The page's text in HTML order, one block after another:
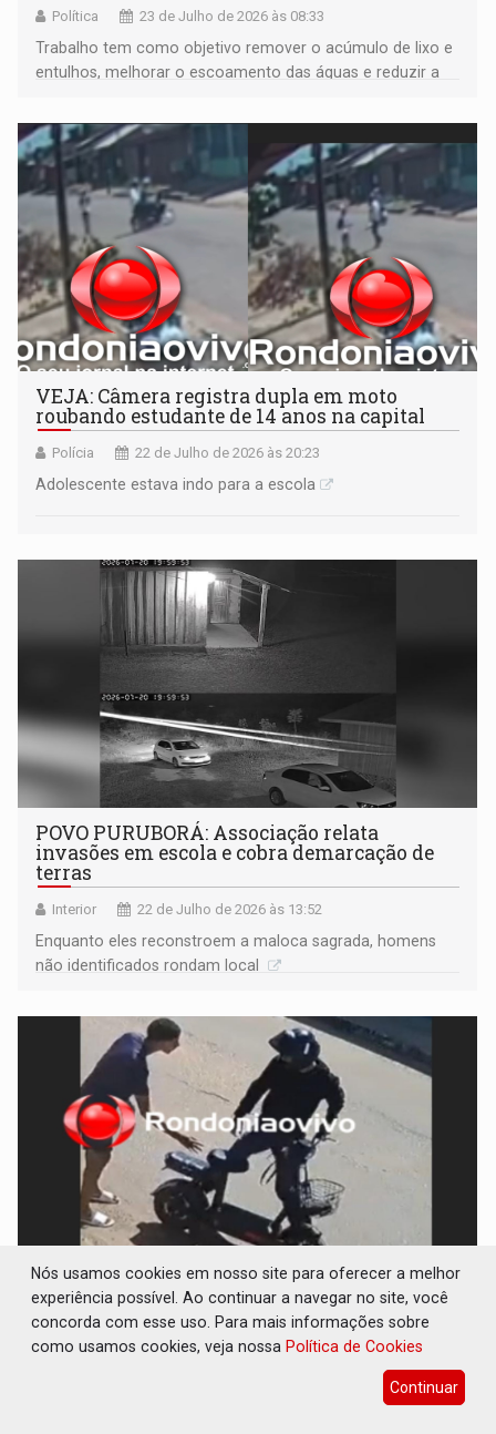
Política 23 de Julho de 2026 às 08:33
Trabalho tem como objetivo remover o acúmulo de lixo e
entulhos, melhorar o escoamento das águas e reduzir a
VEJA: Câmera registra dupla em moto
roubando estudante de 14 anos na capital
Polícia 22 de Julho de 2026 às 20:23
Adolescente estava indo para a escola
POVO PURUBORÁ: Associação relata
invasões em escola e cobra demarcação de
terras
Interior 22 de Julho de 2026 às 13:52
Enquanto eles reconstroem a maloca sagrada, homens
não identificados rondam local
ASSISTA: Vídeo registra roubo de moto
elétrica em frente a escola na capital
Polícia 21 de Julho de 2026 às 17:08
Nós usamos cookies em nosso site para oferecer a melhor
experiência possível. Ao continuar a navegar no site, você
concorda com esse uso. Para mais informações sobre
como usamos cookies, veja nossa Política de Cookies
Continuar